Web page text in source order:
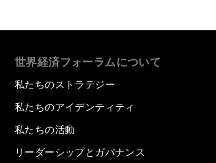
世界経済フォーラムについて
私たちのストラテジー
私たちのアイデンティティ
私たちの活動
リーダーシップとガバナンス